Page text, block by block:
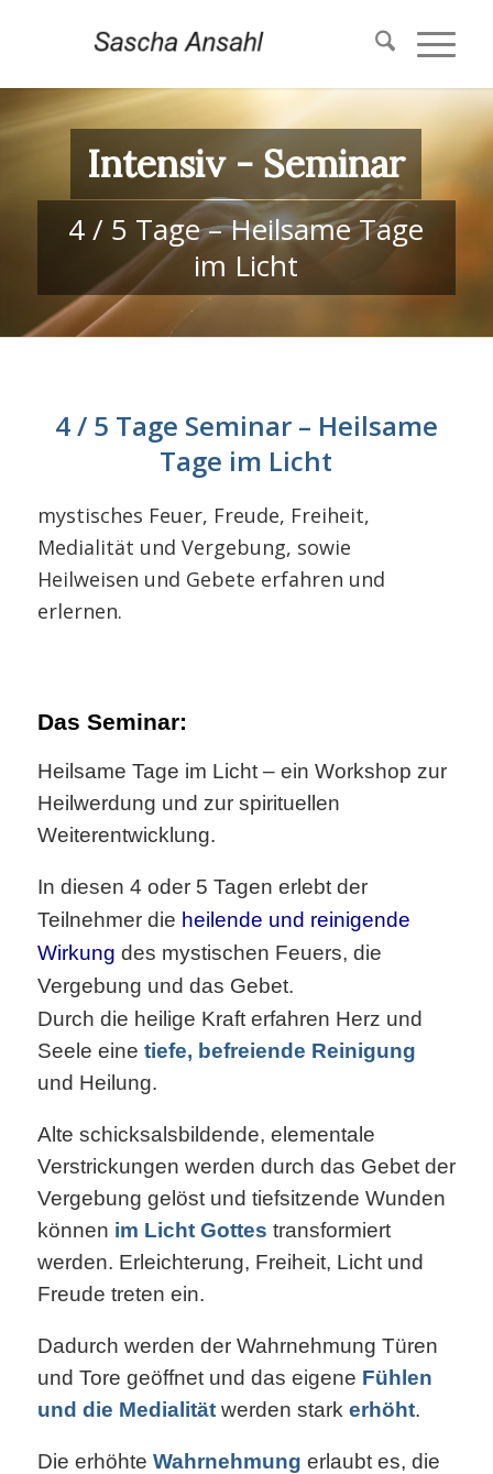
Intensiv - Seminar
4 / 5 Tage – Heilsame Tage
im Licht
4 / 5 Tage Seminar – Heilsame
Tage im Licht
mystisches Feuer, Freude, Freiheit,
Medialität und Vergebung, sowie
Heilweisen und Gebete erfahren und
erlernen.
Das Seminar:
Heilsame Tage im Licht – ein Workshop zur
Heilwerdung und zur spirituellen
Weiterentwicklung.
In diesen 4 oder 5 Tagen erlebt der
Teilnehmer die heilende und reinigende
Wirkung des mystischen Feuers, die
Vergebung und das Gebet.
Durch die heilige Kraft erfahren Herz und
Seele eine tiefe, befreiende Reinigung
und Heilung.
Alte schicksalsbildende, elementale
Verstrickungen werden durch das Gebet der
Vergebung gelöst und tiefsitzende Wunden
können im Licht Gottes transformiert
werden. Erleichterung, Freiheit, Licht und
Freude treten ein.
Dadurch werden der Wahrnehmung Türen
und Tore geöffnet und das eigene Fühlen
und die Medialitätwerden stark erhöht.
Die erhöhte Wahrnehmung erlaubt es, die